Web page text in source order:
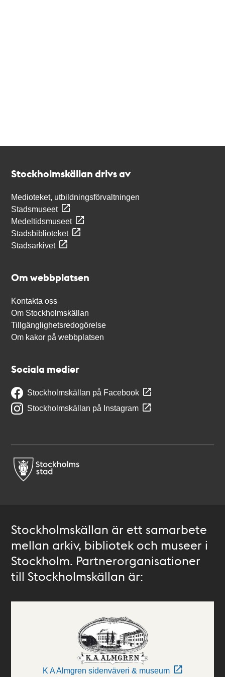
Stockholmskällan drivs av
Medioteket, utbildningsförvaltningen
Stadsmuseet
Medeltidsmuseet
Stadsbiblioteket
Stadsarkivet
Om webbplatsen
Kontakta oss
Om Stockholmskällan
Tillgänglighetsredogörelse
Om kakor på webbplatsen
Sociala medier
Stockholmskällan på Facebook
Stockholmskällan på Instagram
Stockholmskällan är ett samarbete
mellan arkiv, bibliotek och museer i
Stockholm. Partnerorganisationer
till Stockholmskällan är:
K A Almgren sidenväveri & museum